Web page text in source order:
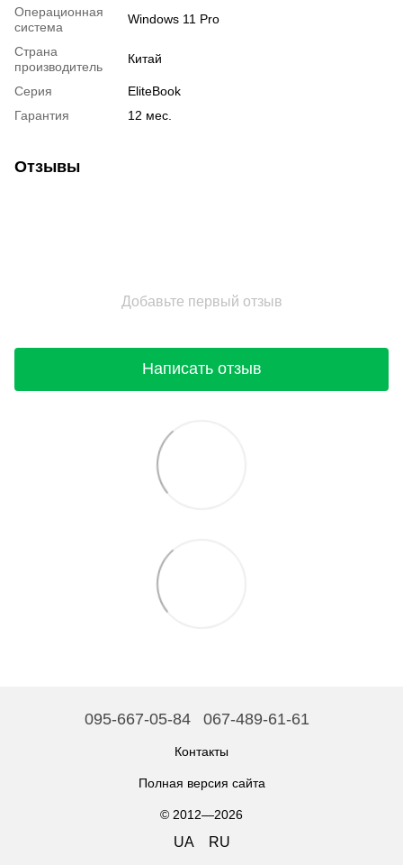
Операционная
система
Windows 11 Pro
Страна
производитель
Китай
Серия
EliteBook
Гарантия
12 мес.
Отзывы
Добавьте первый отзыв
Написать отзыв
095-667-05-84 067-489-61-61
Контакты
Полная версия сайта
© 2012—2026
UA RU